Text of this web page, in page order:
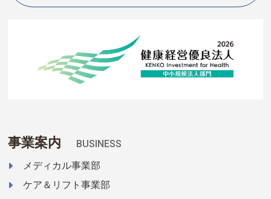
事業案内 BUSINESS
メディカル事業部
ケア＆リフト事業部